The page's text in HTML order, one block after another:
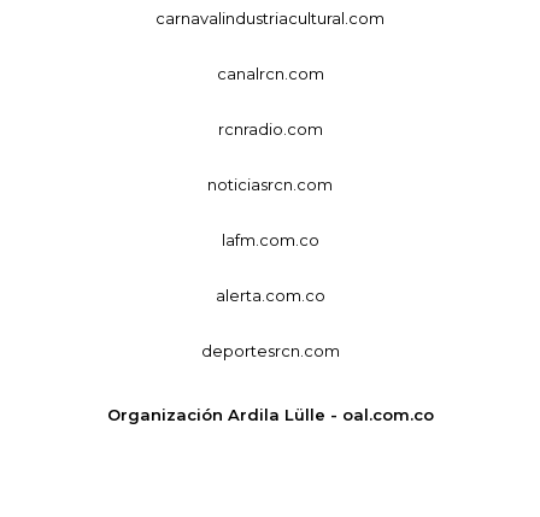
carnavalindustriacultural.com
canalrcn.com
rcnradio.com
noticiasrcn.com
lafm.com.co
alerta.com.co
deportesrcn.com
Organización Ardila Lülle - oal.com.co